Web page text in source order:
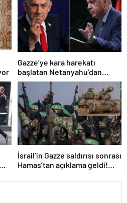
Gazze’ye kara harekatı
başlatan Netanyahu’dan
Erdoğan’a küstah sözler
İsrail’in Gazze saldırısı sonrası
Hamas’tan açıklama geldi!